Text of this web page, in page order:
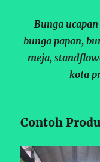
Bunga
bunga papan,
meja,
kota
Contoh